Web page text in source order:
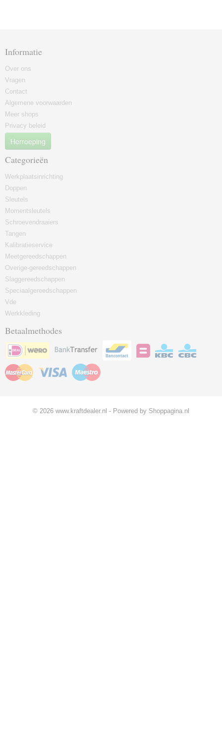
Informatie
Over ons
Vragen
Contact
Algemene voorwaarden
Meer shops
Privacy beleid
Herroeping
Categorieën
Werkplaatsinrichting
Doppen
Sleutels
Momentsleutels
Schroevendraaiers
Tangen
Kalibratieservice
Meetgereedschappen
Overige-gereedschappen
Slaggereedschappen
Speciaalgereedschappen
Vde
Werkkleding
Betaalmethodes
© 2026 www.kraftdealer.nl - Powered by Shoppagina.nl